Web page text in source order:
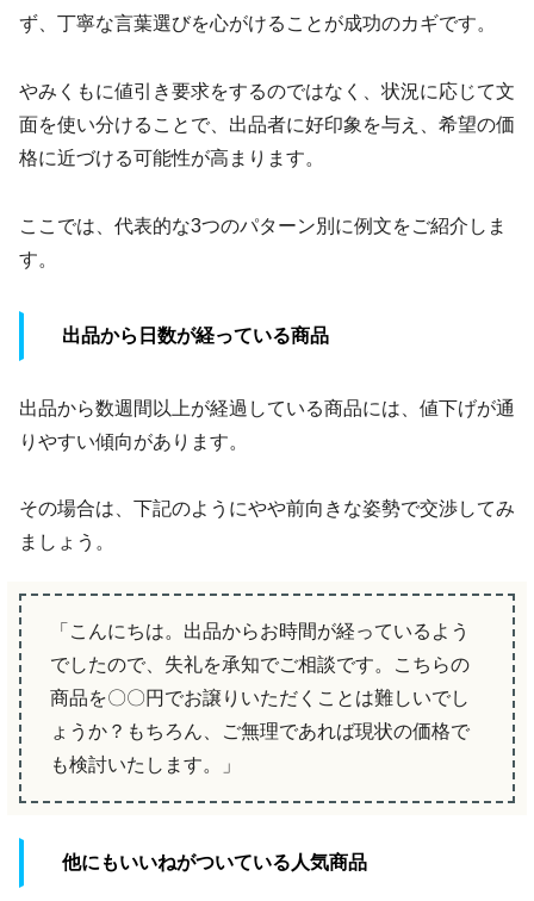
ず、丁寧な言葉選びを心がけることが成功のカギです。
やみくもに値引き要求をするのではなく、状況に応じて文
面を使い分けることで、出品者に好印象を与え、希望の価
格に近づける可能性が高まります。
ここでは、代表的な3つのパターン別に例文をご紹介しま
す。
出品から日数が経っている商品
出品から数週間以上が経過している商品には、値下げが通
りやすい傾向があります。
その場合は、下記のようにやや前向きな姿勢で交渉してみ
ましょう。
「こんにちは。出品からお時間が経っているよう
でしたので、失礼を承知でご相談です。こちらの
商品を〇〇円でお譲りいただくことは難しいでし
ょうか？もちろん、ご無理であれば現状の価格で
も検討いたします。」
他にもいいねがついている人気商品